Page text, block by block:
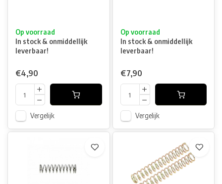
Op voorraad
In stock & onmiddellijk
leverbaar!
€4,90
Vergelijk
Op voorraad
In stock & onmiddellijk
leverbaar!
€7,90
Vergelijk